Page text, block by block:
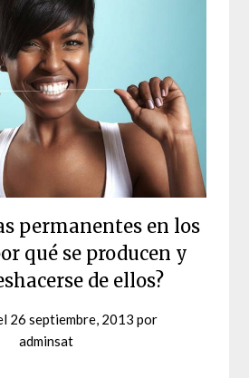
permanentes en los
qué se producen y
de ellos?
26 septiembre, 2013 por
adminsat